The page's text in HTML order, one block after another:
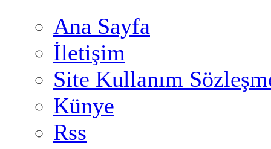
Ana Sayfa
İletişim
Site Kullanım
Künye
Rss